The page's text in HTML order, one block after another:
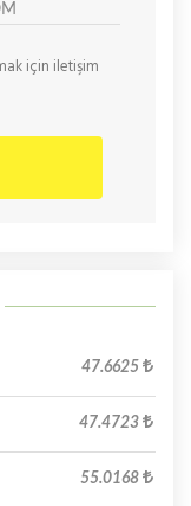
için iletişim
47.6625
47.4723
55.0168